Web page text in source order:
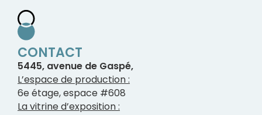
CONTACT
5445, avenue de Gaspé,
L’espace de production :
6e étage, espace #608
La vitrine d’exposition :